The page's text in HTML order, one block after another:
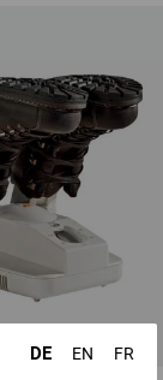
DE EN
FR